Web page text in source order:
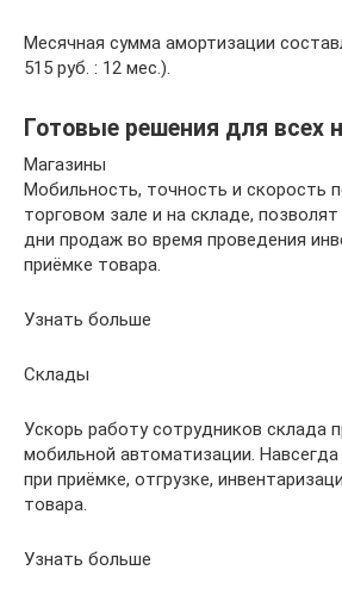
Месячная сумма амортизации
515 руб. : 12 мес.).
Готовые решения для всех
Магазины
Мобильность, точность и скорость
торговом зале и на складе,
дни продаж во время проведения
приёмке товара.
Узнать больше
Склады
Ускорь работу сотрудников склада
мобильной автоматизации.
при приёмке, отгрузке,
товара.
Узнать больше